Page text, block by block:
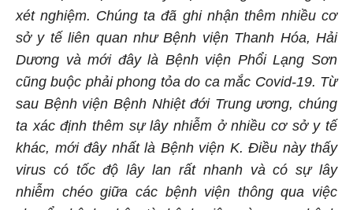
xét nghiệm. Chúng ta đã ghi nhận thêm nhiều cơ
sở y tế liên quan như Bệnh viện Thanh Hóa, Hải
Dương và mới đây là Bệnh viện Phổi Lạng Sơn
cũng buộc phải phong tỏa do ca mắc Covid-19. Từ
sau Bệnh viện Bệnh Nhiệt đới Trung ương, chúng
ta xác định thêm sự lây nhiễm ở nhiều cơ sở y tế
khác, mới đây nhất là Bệnh viện K. Điều này thấy
virus có tốc độ lây lan rất nhanh và có sự lây
nhiễm chéo giữa các bệnh viện thông qua việc